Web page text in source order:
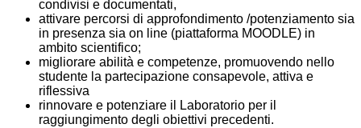
condivisi e documentati,
attivare percorsi di approfondimento /potenziamento sia
in presenza sia on line (piattaforma MOODLE) in
ambito scientifico;
migliorare abilità e competenze, promuovendo nello
studente la partecipazione consapevole, attiva e
riflessiva
rinnovare e potenziare il Laboratorio per il
raggiungimento degli obiettivi precedenti.